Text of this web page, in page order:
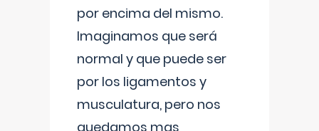
por encima del mismo.
Imaginamos que será
normal y que puede ser
por los ligamentos y
musculatura, pero nos
quedamos mas